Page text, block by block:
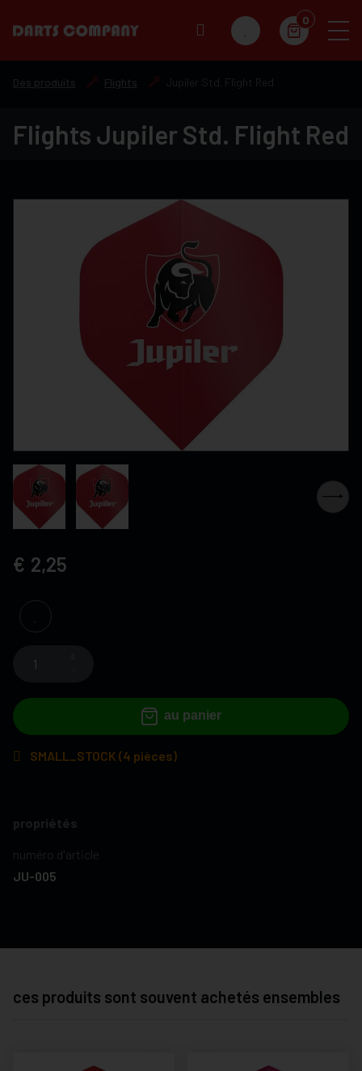
0
Des produits Flights Jupiler Std. Flight Red
Flights Jupiler Std. Flight Red
2,25
au panier
SMALL_STOCK (4 pièces)
propriétés
numéro d'article
JU-005
ces produits sont souvent achetés ensembles